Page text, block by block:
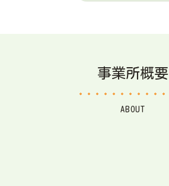
事業所概要
ABOUT